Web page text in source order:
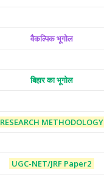
वैकल्पिक भूगोल
बिहार का भूगोल
RESEARCH METHODOLOGY
UGC-NET/JRF Paper2